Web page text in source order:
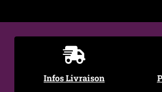
Fermoir
Style
Chic,
€
Infos Livraison